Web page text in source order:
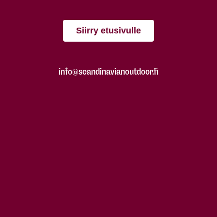
Siirry etusivulle
info@scandinavianoutdoor.fi